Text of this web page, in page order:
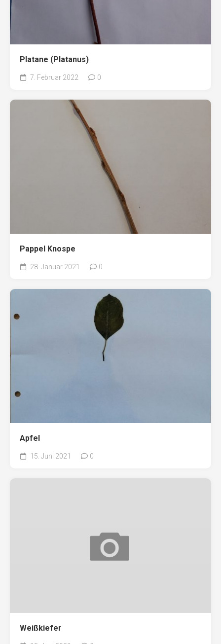
Platane (Platanus)
7. Februar 2022 0
Pappel Knospe
28. Januar 2021 0
Apfel
15. Juni 2021 0
Weißkiefer